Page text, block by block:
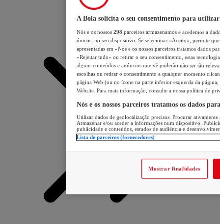
A Bola solicita o seu consentimento para utilizar
Nós e os nossos 298 parceiros armazenamos e acedemos a
únicos, no seu dispositivo. Se selecionar «Aceito», permite
apresentadas em «Nós e os nossos parceiros tratamos dados
«Rejeitar tudo» ou retirar o seu consentimento, estas
alguns conteúdos e anúncios que vê poderão não ser tão
escolhas ou retirar o consentimento a qualquer momento
página Web (ou no ícone na parte inferior esquerda da página,
Website. Para mais informação, consulte a nossa política de
Nós e os nossos parceiros tratamos os dados
Utilizar dados de geolocalização precisos. Procurar
Armazenar e/ou aceder a informações num dispositivo.
publicidade e conteúdos, estudos de audiência e
Lista de parceiros (fornecedores)
Mostrar finalidades